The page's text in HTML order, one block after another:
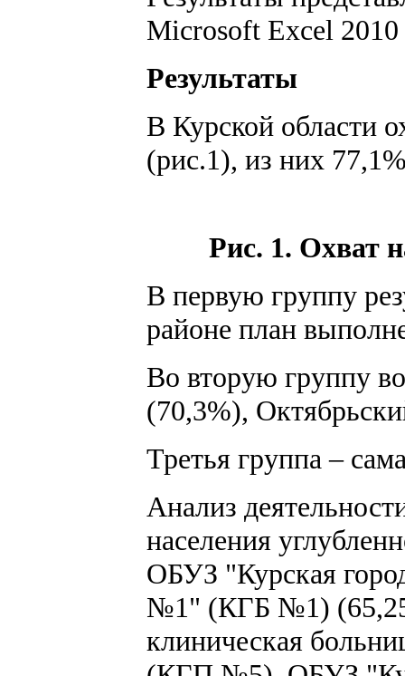
Microsoft Excel 2010
Результаты
В Курской области
(рис.1), из них
Рис. 1. Охват
В первую группу
районе план
Во вторую группу
(70,3%),
Третья группа –
Анализ
населения
ОБУЗ "Курская
№1" (КГБ №1)
клиническая